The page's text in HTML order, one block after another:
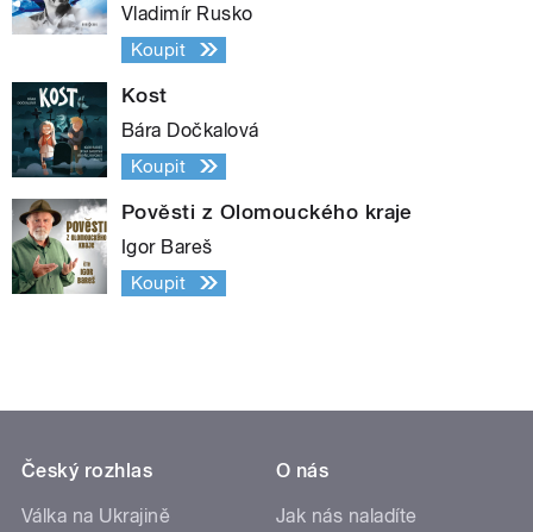
Vladimír Rusko
Koupit
Kost
Bára Dočkalová
Koupit
Pověsti z Olomouckého kraje
Igor Bareš
Koupit
Český rozhlas
Válka na Ukrajině
O nás
Jak nás naladíte